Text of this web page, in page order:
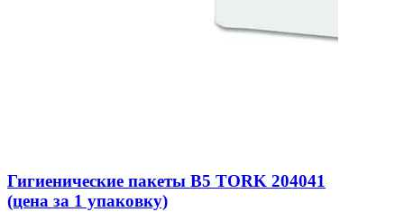
Гигиенические пакеты B5 TORK 204041
(цена за 1 упаковку)